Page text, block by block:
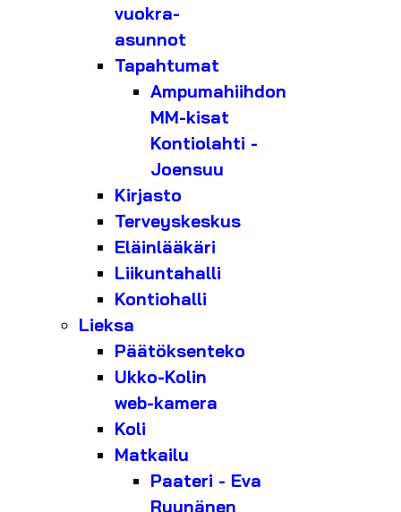
vuokra-
asunnot
Tapahtumat
Ampumahiihdon
MM-kisat
Kontiolahti -
Joensuu
Kirjasto
Terveyskeskus
Eläinlääkäri
Liikuntahalli
Kontiohalli
Lieksa
Päätöksenteko
Ukko-Kolin
web-kamera
Koli
Matkailu
Paateri - Eva
Ryynänen